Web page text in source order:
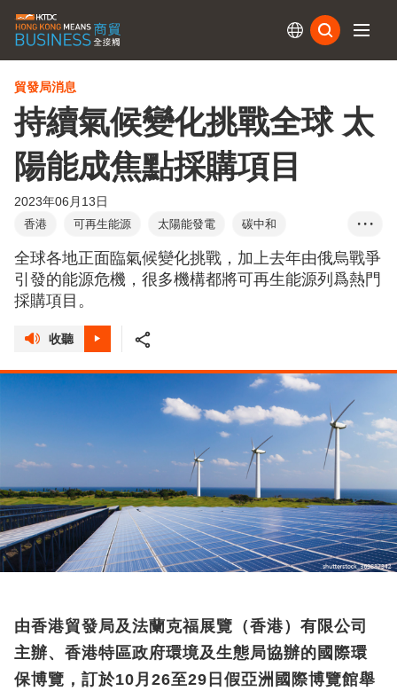
貿發局消息
持續氣候變化挑戰全球 太
陽能成焦點採購項目
2023年06月13日
香港 可再生能源 太陽能發電
碳中和
國際環保博覽
香港國際秋季燈飾展
香港國際戶外及科技照明博覽
• • •
全球各地正面臨氣候變化挑戰，加上去年由俄烏戰爭
引發的能源危機，很多機構都將可再生能源列爲熱門
採購項目。
收聽
由香港貿發局及法蘭克福展覽（香港）有限公司
主辦、香港特區政府環境及生態局協辦的國際環
保博覽，訂於10月26至29日假亞洲國際博覽館舉